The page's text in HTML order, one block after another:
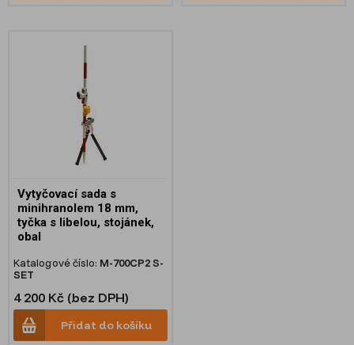
Vytyčovací sada s
minihranolem 18 mm,
tyčka s libelou, stojánek,
obal
Katalogové číslo: M-700CP2 S-
SET
4 200 Kč (bez DPH)
Přidat do košíku